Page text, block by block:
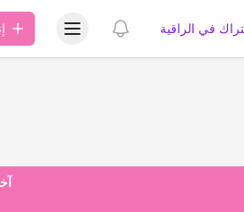
في الراقية عرض الإشعارات
عرض قائمة